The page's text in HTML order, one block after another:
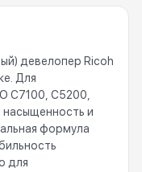
девелопер Ricoh
Для
C7100, C5200,
и
формула
для